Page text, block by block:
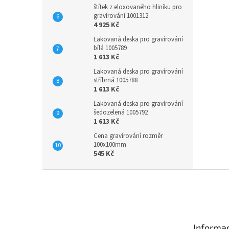
štítek z eloxovaného hliníku pro
gravírování 1001312
4 925 Kč
Lakovaná deska pro gravírování
bílá 1005789
1 613 Kč
Lakovaná deska pro gravírování
stříbrná 1005788
1 613 Kč
Lakovaná deska pro gravírování
šedozelená 1005792
1 613 Kč
Cena gravírování rozměr
100x100mm
545 Kč